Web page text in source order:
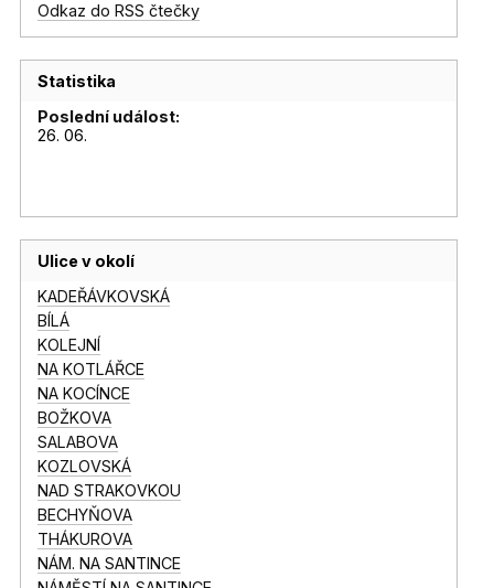
Odkaz do RSS čtečky
Statistika
Poslední událost:
26. 06.
Ulice v okolí
KADEŘÁVKOVSKÁ
BÍLÁ
KOLEJNÍ
NA KOTLÁŘCE
NA KOCÍNCE
BOŽKOVA
SALABOVA
KOZLOVSKÁ
NAD STRAKOVKOU
BECHYŇOVA
THÁKUROVA
NÁM. NA SANTINCE